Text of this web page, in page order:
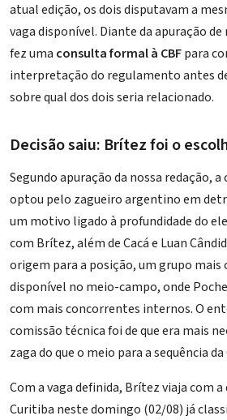
atual edição, os dois disputavam a
vaga disponível. Diante da apuração de
fez uma consulta formal à CBFpara
interpretação do regulamento antes
sobre qual dos dois seria relacionado.
Decisão saiu: Brítez foi o
Segundo apuração da nossa redação,
optou pelo zagueiro argentino em
um motivo ligado à profundidade do
com Brítez, além de Cacá e Luan
origem para a posição, um grupo mais
disponível no meio-campo, onde
com mais concorrentes internos. O
comissão técnica foi de que era mais
zaga do que o meio para a sequência
Com a vaga definida, Brítez viaja com
Curitiba neste domingo (02/08) já